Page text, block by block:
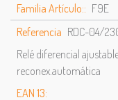
Familia Artículo:: F9E
Referencia RDC-04/
Relé diferencial
reconex.automática
EAN 13: